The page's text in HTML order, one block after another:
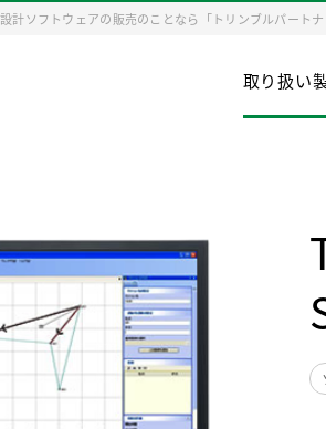
ソフトウェアの販売のことなら「トリンブルパートナ
取り扱い